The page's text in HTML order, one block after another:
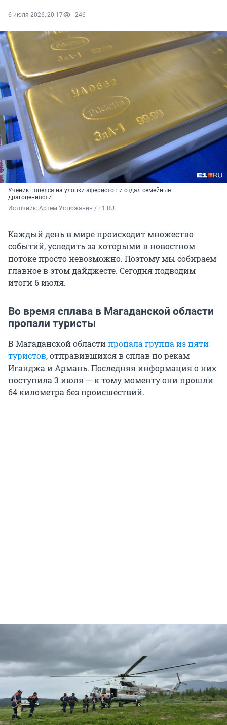
6 июля 2026, 20:17 246
Ученик повелся на уловки аферистов и отдал семейные
драгоценности
Источник: Артем Устюжанин / E1.RU
Каждый день в мире происходит множество
событий, уследить за которыми в новостном
потоке просто невозможно. Поэтому мы собираем
главное в этом дайджесте. Сегодня подводим
итоги 6 июля.
Во время сплава в Магаданской области
пропали туристы
В Магаданской областипропала группа из пяти
туристов, отправившихся в сплав по рекам
Иганджа и Армань. Последняя информация о них
поступила 3 июля — к тому моменту они прошли
64 километра без происшествий.